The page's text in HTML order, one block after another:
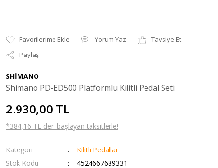
Yorum Yaz
Tavsiye Et
Paylaş
SHİMANO
Shimano PD-ED500 Platformlu Kilitli Pedal Seti
2.930,00 TL
*384,16 TL den başlayan taksitlerle!
Kategori
Kilitli Pedallar
Stok Kodu
4524667689331